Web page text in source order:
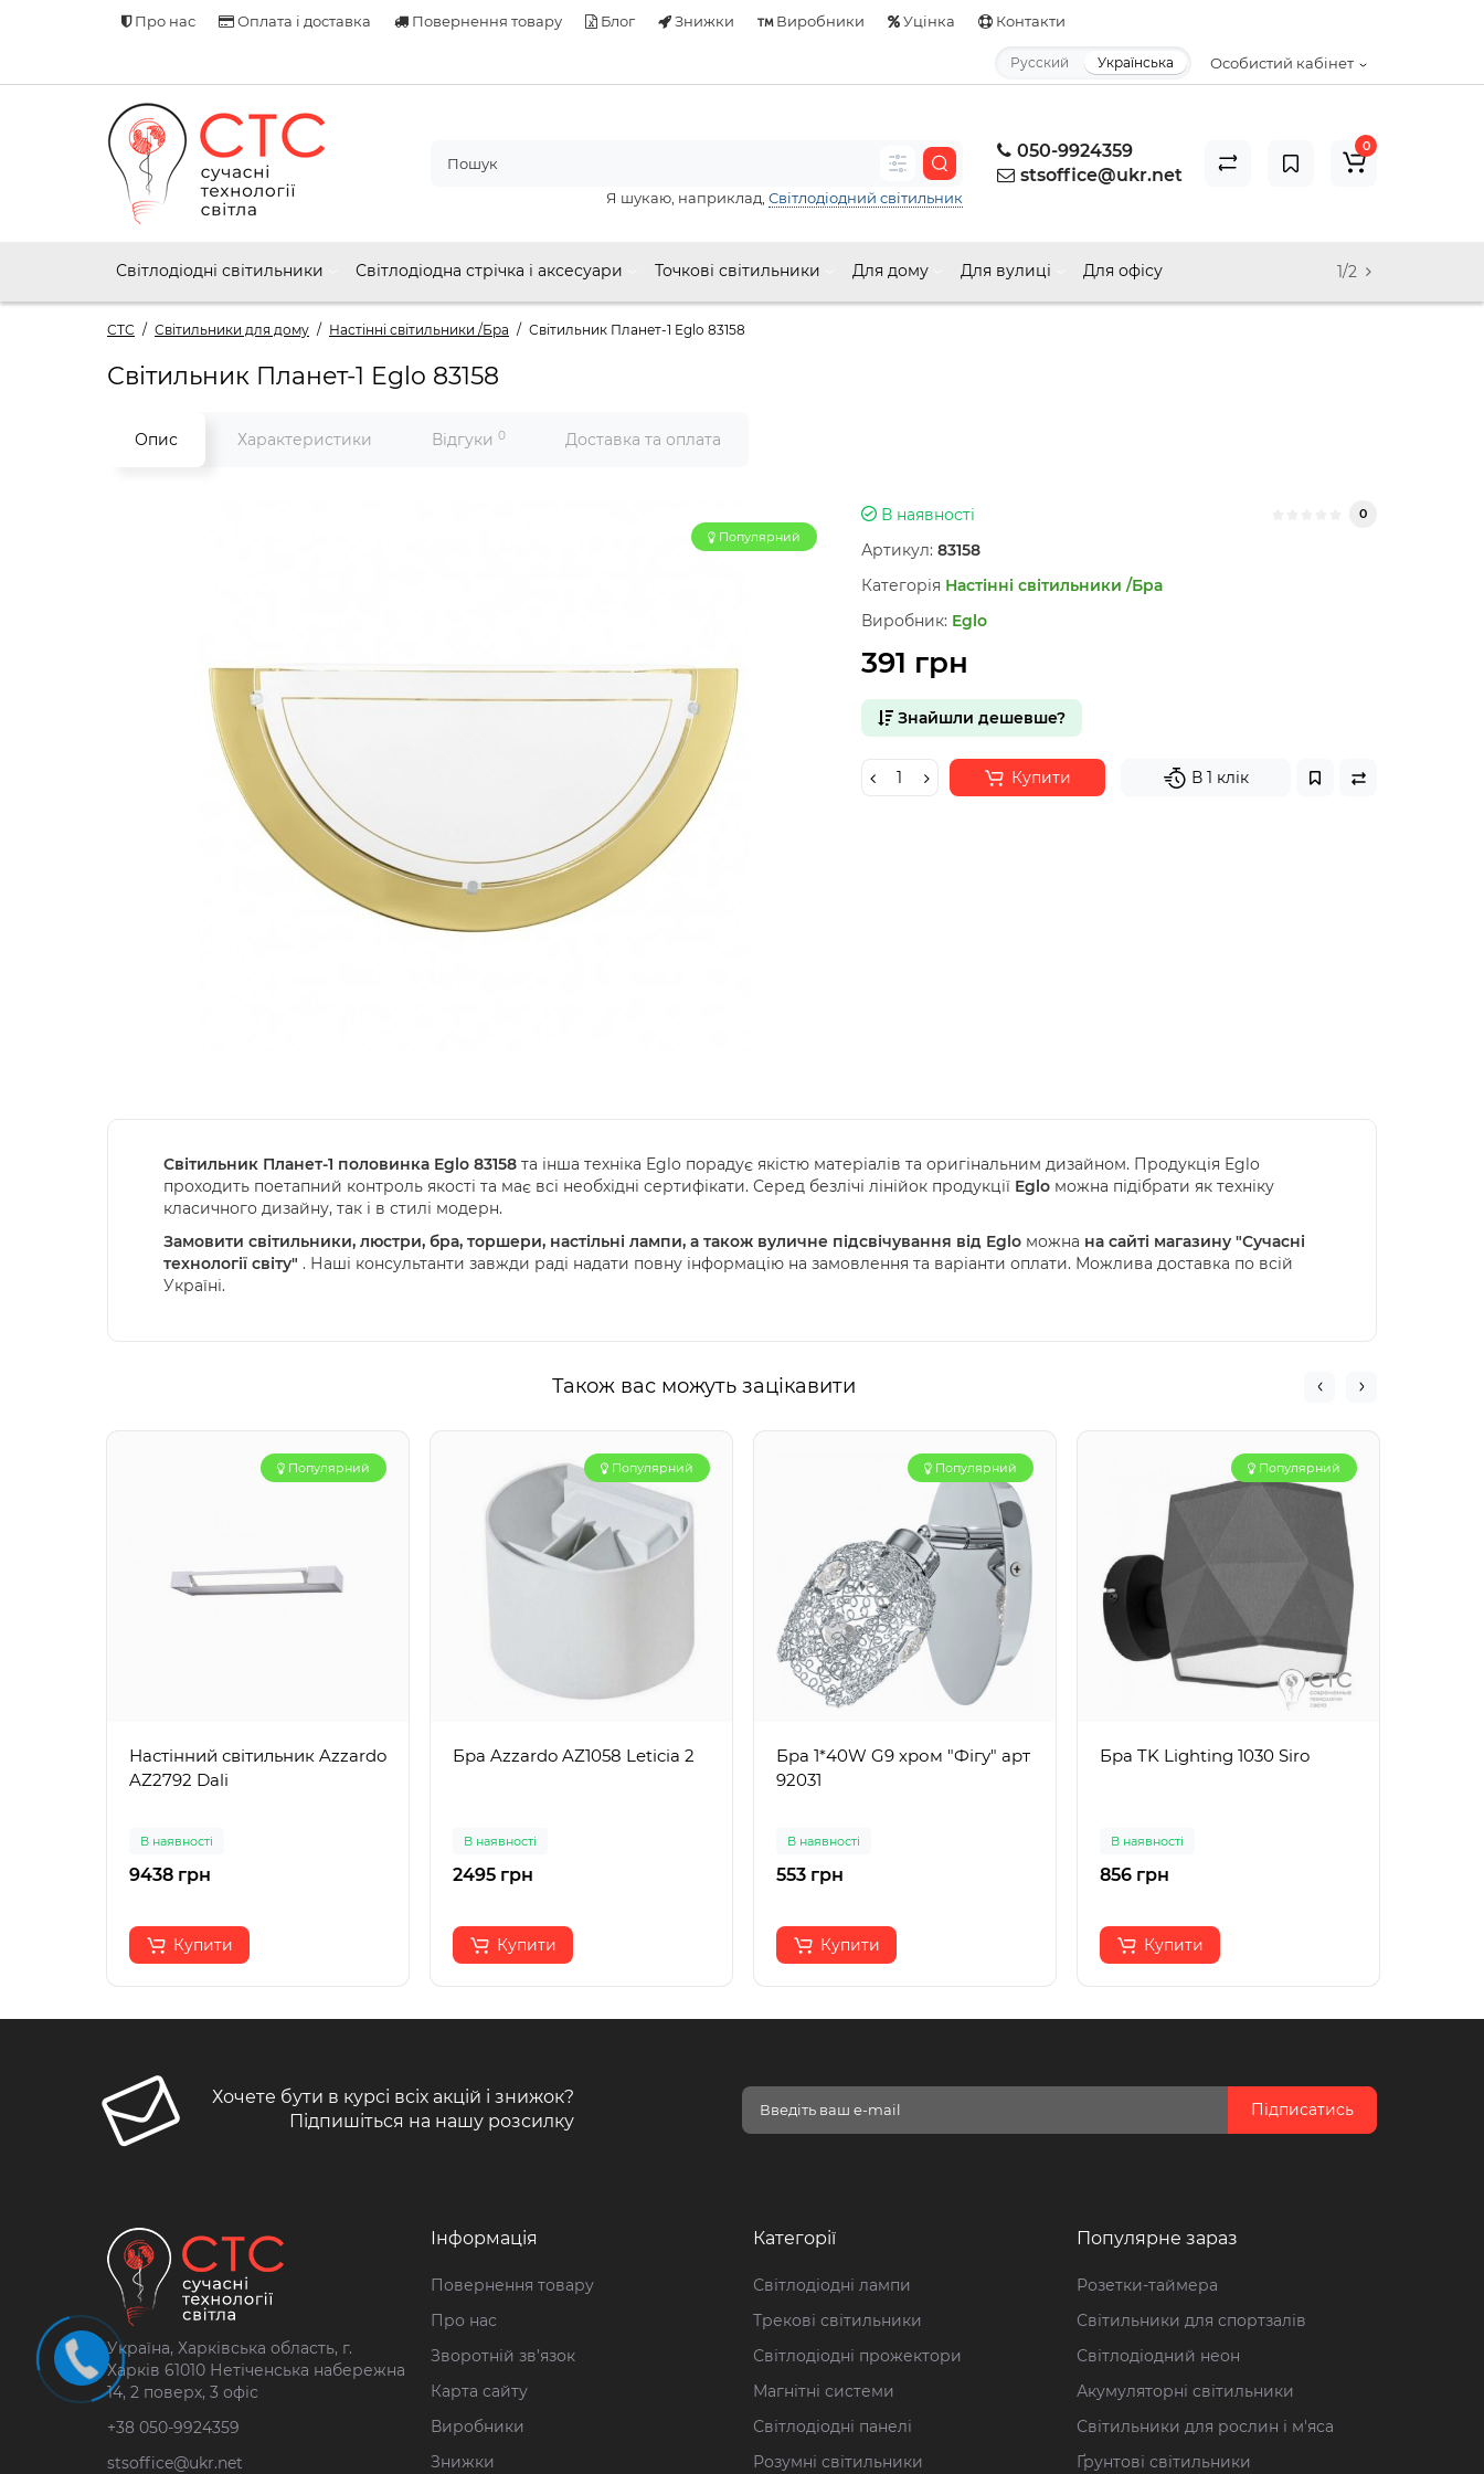
Про нас Оплата і доставка Повернення товару Блог Знижки Виробники Уцінка Контакти
Особистий кабінет
Русский Українська
050-9924359
stsoffice@ukr.net
Я шукаю, наприклад, Світлодіодний світильник
0
Світлодіодні світильники Світлодіодна стрічка і аксесуари Точкові світильники Для дому Для вулиці Для офісу 1/2
СТС Світильники для дому Настінні світильники /Бра Світильник Планет-1 Eglo 83158
Світильник Планет-1 Eglo 83158
Опис Характеристики Відгуки 0 Доставка та оплата
Популярний
В наявності 0
Артикул: 83158
Категорія Настінні світильники /Бра
Виробник: Eglo
391 грн
Знайшли дешевше?
Купити В 1 клік
Світильник Планет-1 половинка Eglo 83158 та інша техніка Eglo порадує якістю матеріалів та оригінальним дизайном. Продукція Eglo
проходить поетапний контроль якості та має всі необхідні сертифікати. Серед безлічі лінійок продукції Eglo можна підібрати як техніку
класичного дизайну, так і в стилі модерн.
Замовити світильники, люстри, бра, торшери, настільні лампи, а також вуличне підсвічування від Eglo можна на сайті магазину "Сучасні
технології світу" . Наші консультанти завжди раді надати повну інформацію на замовлення та варіанти оплати. Можлива доставка по всій
Україні.
Також вас можуть зацікавити
Популярний
Настінний світильник Azzardo
AZ2792 Dali
В наявності
9438 грн
Купити
Популярний
Бра Azzardo AZ1058 Leticia 2
В наявності
2495 грн
Купити
Популярний
Бра 1*40W G9 хром "Фігу" арт
92031
В наявності
553 грн
Купити
Популярний
Бра TK Lighting 1030 Siro
В наявності
856 грн
Купити
Хочете бути в курсі всіх акцій і знижок?
Підпишіться на нашу розсилку
Підписатись
Україна, Харківська область, г.
Харків 61010 Нетіченська набережна
14, 2 поверх, 3 офіс
+38 050-9924359
stsoffice@ukr.net
Інформація
Повернення товару
Про нас
Зворотній зв’язок
Карта сайту
Виробники
Знижки
Категорії
Світлодіодні лампи
Трекові світильники
Світлодіодні прожектори
Магнітні системи
Світлодіодні панелі
Розумні світильники
Популярне зараз
Розетки-таймера
Світильники для спортзалів
Світлодіодний неон
Акумуляторні світильники
Світильники для рослин і м'яса
Ґрунтові світильники